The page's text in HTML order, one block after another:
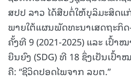
ສປປ ລາວ ໄດ້ສືບຕໍ່ໃຫ້ບຸລິມະສິດ
ພາຍໃຕ້ແຜນພັດທະນາເສດຖະກິ
ຄັ້ງທີ 9 (2021-2025) ແລະ ເປົ້
ຍືນຍົງ (SDG) ທີ 18 ຊຶ່ງເປັນເປົ້າ
ຄື: “ຊີວິດປອດໄພຈາກ ລບຕ.”